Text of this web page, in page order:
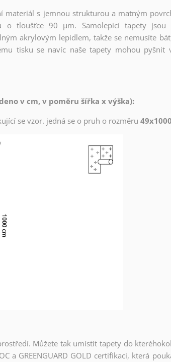
materiál s jemnou strukturou a matným
o tloušťce 90 µm. Samolepicí tapety jsou
akrylovým lepidlem, takže se nemusíte
tisku se navíc naše tapety mohou pyšnit
v cm, v poměru šířka x výška):
se vzor. jedná se o pruh o rozměru
Můžete tak umístit tapety do
a GREENGUARD GOLD certifikaci, která